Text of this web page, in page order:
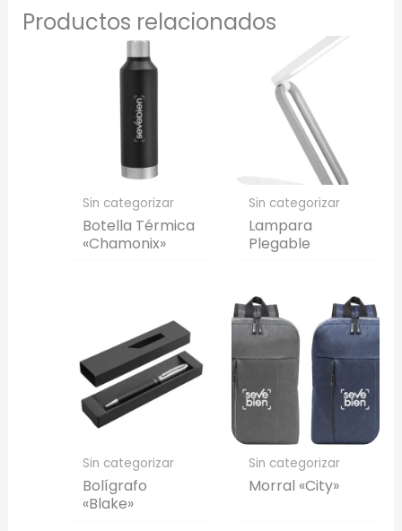
Marcado en un solo color plano (ideal serigrafía/grabado).
Productos relacionados
Sin categorizar
Botella Térmica
«Chamonix»
Sin categorizar
Lampara
Plegable
Sin categorizar
Bolígrafo
«Blake»
Sin categorizar
Morral «City»